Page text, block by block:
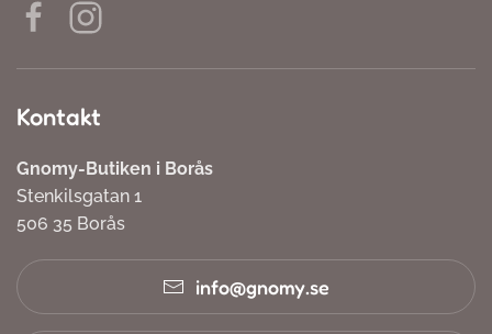
Kontakt
Gnomy-Butiken i Borås
Stenkilsgatan 1
506 35 Borås
info@gnomy.se